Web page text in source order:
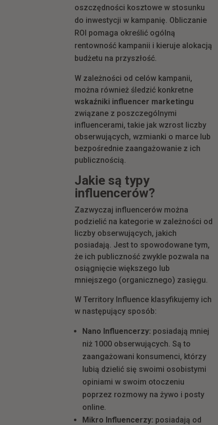
oszczędności kosztowe w stosunku
do inwestycji w kampanię. Obliczanie
ROI pomaga określić ogólną
rentowność kampanii i kieruje alokacją
budżetu na przyszłość.
W zależności od celów kampanii,
można również śledzić konkretne
wskaźniki influencer marketingu
związane z poszczególnymi
influencerami, takie jak wzrost liczby
obserwujących, wzmianki o marce lub
bezpośrednie zaangażowanie z ich
publicznością.
Jakie są typy
influencerów?
Zazwyczaj influencerów można
podzielić na kategorie w zależności od
liczby obserwujących, jakich
posiadają. Jest to spowodowane tym,
że ich publiczność zwykle pozwala na
osiągnięcie większego lub
mniejszego (organicznego) zasięgu.
W Territory Influence klasyfikujemy ich
w następujący sposób:
Nano Influencerzy: posiadają mniej
niż 1000 obserwujących. Są to
zaangażowani konsumenci, którzy
lubią dzielić się swoimi osobistymi
opiniami w swoim otoczeniu
poprzez rozmowy na żywo i posty
online.
Mikro Influencerzy: posiadają od